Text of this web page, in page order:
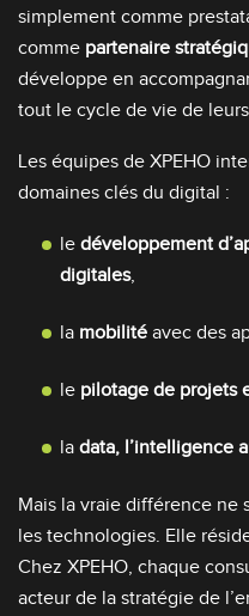
simplement comme
comme partenaire
développe en
tout le cycle de vie de
Les équipes de XPEHO
domaines clés du digital :
le développement
digitales,
la mobilité avec des
le pilotage de projets
la data, l’intelligence
Mais la vraie différence ne
les technologies. Elle
Chez XPEHO, chaque
acteur de la stratégie de